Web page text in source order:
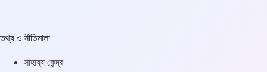
তথ্য ও নীতিমালা
সাহায্য কেন্দ্র